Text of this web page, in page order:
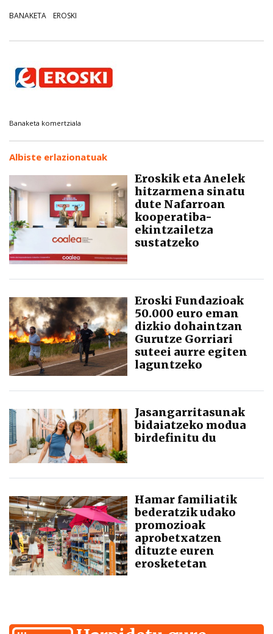
BANAKETA EROSKI
Banaketa komertziala
Albiste erlazionatuak
Eroskik eta Anelek
hitzarmena sinatu
dute Nafarroan
kooperatiba-
ekintzailetza
sustatzeko
Eroski Fundazioak
50.000 euro eman
dizkio dohaintzan
Gurutze Gorriari
suteei aurre egiten
laguntzeko
Jasangarritasunak
bidaiatzeko modua
birdefinitu du
Hamar familiatik
bederatzik udako
promozioak
aprobetxatzen
dituzte euren
erosketetan